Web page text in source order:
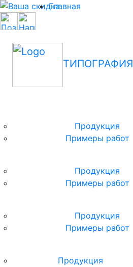
ТИПОГРАФИЯ
Главная
Продукция
Примеры работ
Продукция
Примеры работ
Продукция
Примеры работ
Продукция